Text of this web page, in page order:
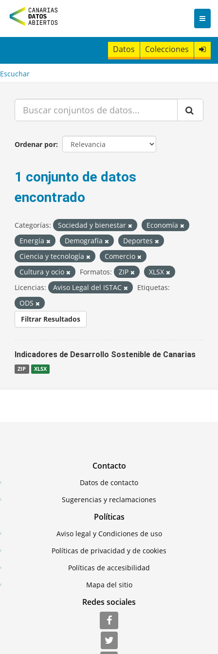
n
t
Datos Colecciones
Escuchar
Ordenar por
1 conjunto de datos
encontrado
Categorías: Sociedad y bienestar
Economía
Energía
Demografía
Deportes
Ciencia y tecnología
Comercio
Cultura y ocio
Formatos: ZIP
XLSX
Licencias:
Aviso Legal del ISTAC
Etiquetas:
ODS
Filtrar Resultados
Indicadores de Desarrollo Sostenible de Canarias
ZIP XLSX
Contacto
Datos de contacto
Sugerencias y reclamaciones
Políticas
Aviso legal y Condiciones de uso
Políticas de privacidad y de cookies
Políticas de accesibilidad
Mapa del sitio
Redes sociales